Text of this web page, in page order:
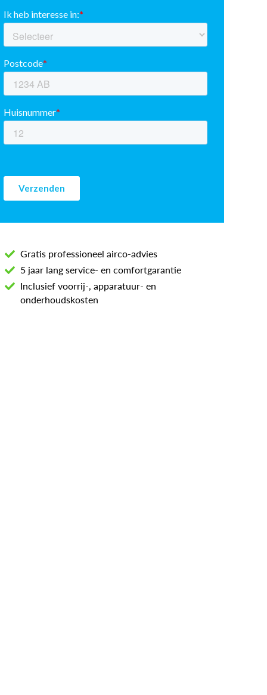
Gratis professioneel airco-advies
5 jaar lang service- en comfortgarantie
Inclusief voorrij-, apparatuur- en
onderhoudskosten